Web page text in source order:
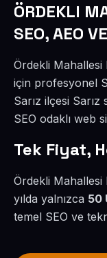
ÖRDEKLI
SEO, AEO
Ördekli Mahallesi
için profesyonel
Sarız ilçesi
SEO odaklı web
Tek Fiyat,
Ördekli Mahallesi
yılda yalnızca 50
temel SEO ve